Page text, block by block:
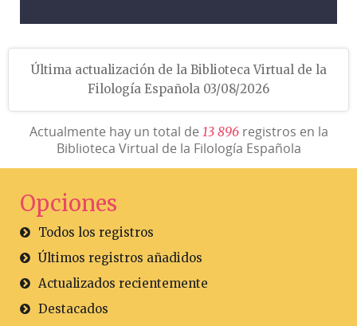
Última actualización de la Biblioteca Virtual de la
Filología Española 03/08/2026
Actualmente hay un total de 13 896registros en la
Biblioteca Virtual de la Filología Española
Opciones
Todos los registros
Últimos registros añadidos
Actualizados recientemente
Destacados